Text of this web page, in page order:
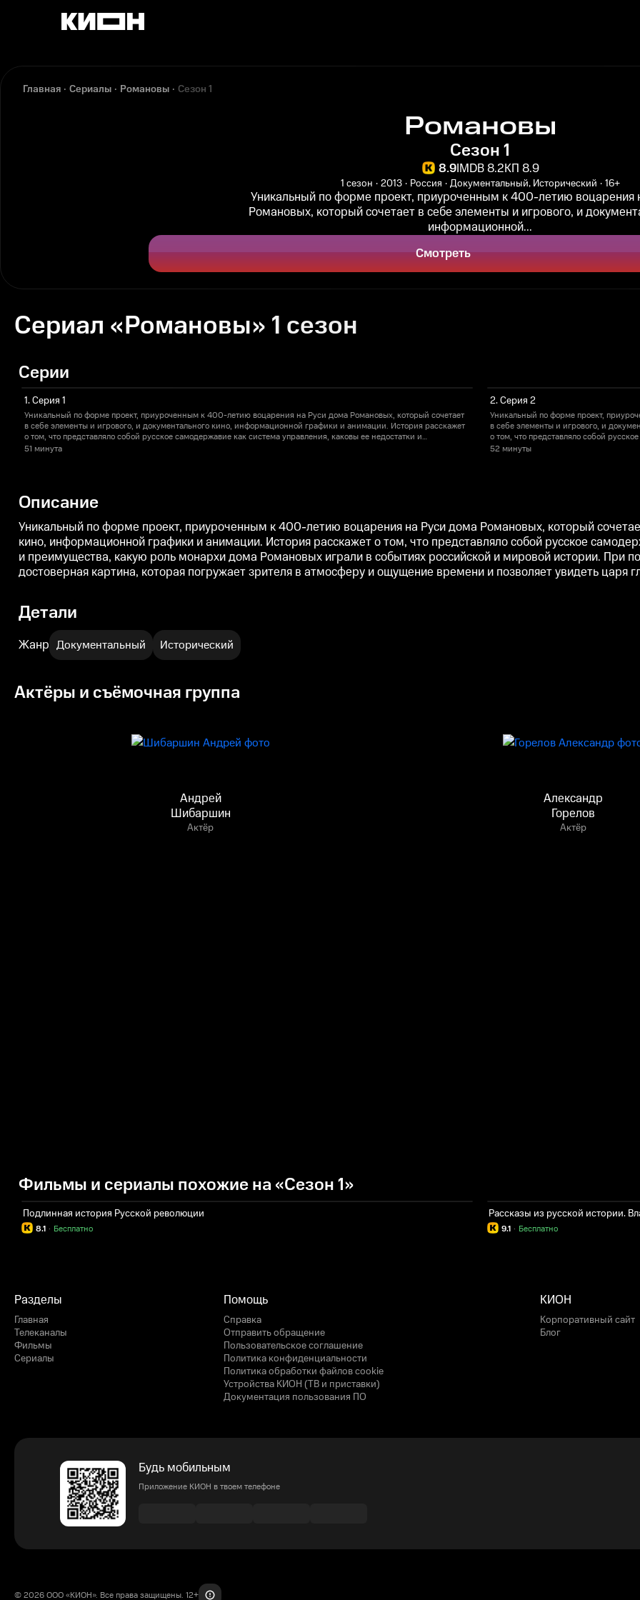
Главная Сериалы Романовы Сезон 1
Романовы
Сезон 1
8.9IMDB 8.2КП 8.9
1 сезон 2013 Россия Документальный, Исторический 16+
Уникальный по форме проект, приуроченным к 400-летию воцарения
Романовых, который сочетает в себе элементы и игрового, и
информационной...
Смотреть
Сериал «Романовы» 1 сезон
Серии
1. Серия 1
Уникальный по форме проект, приуроченным к 400-летию воцарения на Руси дома Романовых, который сочетает
в себе элементы и игрового, и документального кино, информационной графики и анимации. История расскажет
о том, что представляло собой русское самодержавие как система управления, каковы ее недостатки и
преимущества, какую роль монархи дома Романовых играли в событиях российской и мировой истории. При
51 минута
2. Серия 2
Уникальный по форме проект,
в себе элементы и игрового, и
о том, что представляло собой
преимущества, какую роль монархи
52 минуты
Описание
Уникальный по форме проект, приуроченным к 400-летию воцарения на Руси дома Романовых, который
кино, информационной графики и анимации. История расскажет о том, что представляло собой русское
и преимущества, какую роль монархи дома Романовых играли в событиях российской и мировой истории. При
достоверная картина, которая погружает зрителя в атмосферу и ощущение времени и позволяет увидеть царя
Детали
Жанр Документальный Исторический
Актёры и съёмочная группа
Андрей
Шибаршин
Актёр
Александр
Горелов
Актёр
Фильмы и сериалы похожие на «Сезон 1»
Подлинная история Русской революции
8.1 Бесплатно
·
Рассказы из русской истории.
9.1 Бесплатно
·
Разделы
Главная
Телеканалы
Фильмы
Сериалы
Помощь
Справка
Отправить обращение
Пользовательское соглашение
Политика конфиденциальности
Политика обработки файлов cookie
Устройства КИОН (ТВ и приставки)
Документация пользования ПО
КИОН
Корпоративный сайт
Блог
Будь мобильным
Приложение КИОН в твоем телефоне
© 2026 ООО «КИОН». Все права защищены. 12+